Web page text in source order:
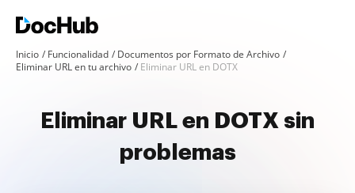
Inicio Funcionalidad
Documentos por Formato de Archivo
Eliminar URL en tu archivo
Eliminar URL en DOTX
Eliminar URL en DOTX sin
problemas